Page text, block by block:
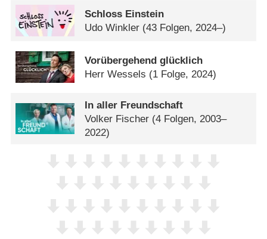
Schloss Einstein
Udo Winkler (43 Folgen, 2024–)
Vorübergehend glücklich
Herr Wessels (1 Folge, 2024)
In aller Freundschaft
Volker Fischer (4 Folgen, 2003–
2022)